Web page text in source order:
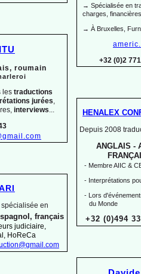
→ Spécialisée en
charges,
→ À Bruxelles,
+32 (0)2
HENALEX
Depuis 2008
ANGLAIS -
- Membre AIIC &
- Interprétations
- Lors
du Monde
+32 (0)494
roumain
les traductions
jurées,
interviews...
en
français
judiciaire,
HoReCa